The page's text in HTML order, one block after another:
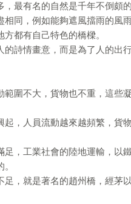
最有名的自然是千年不倒頗的
相同，例如能夠遮風擋雨的風
都有自己特色的橋樑。
的詩情畫意，而是為了人的出
範圍不大，貨物也不重，這些
起，人員流動越來越頻繁，貨
足，工業社會的陸地運輸，以
足，就是著名的趙州橋，經茅